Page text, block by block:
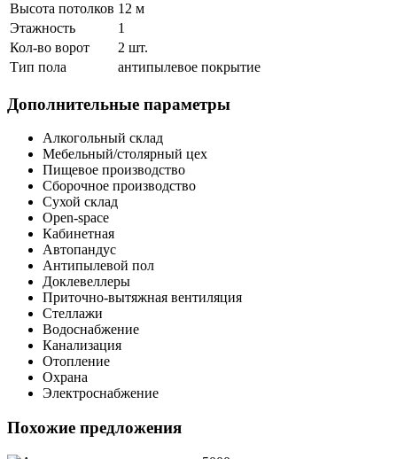
Высота потолков 12 м
Этажность
1
Кол-во ворот
2 шт.
Тип пола
антипылевое покрытие
Дополнительные параметры
Алкогольный склад
Мебельный/столярный цех
Пищевое производство
Сборочное производство
Сухой склад
Open-space
Кабинетная
Автопандус
Антипылевой пол
Доклевеллеры
Приточно-вытяжная вентиляция
Стеллажи
Водоснабжение
Канализация
Отопление
Охрана
Электроснабжение
Похожие предложения